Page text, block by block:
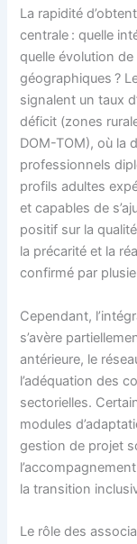
La rapidité
centrale : quelle
quelle évolution
géographiques ?
signalent un taux
déficit (zones
DOM-TOM), où la
professionnels
profils adultes
et capables de
positif sur la
la précarité et la
confirmé par
Cependant,
s’avère
antérieure, le
l’adéquation des
sectorielles.
modules
gestion de projet
la transition
Le rôle des